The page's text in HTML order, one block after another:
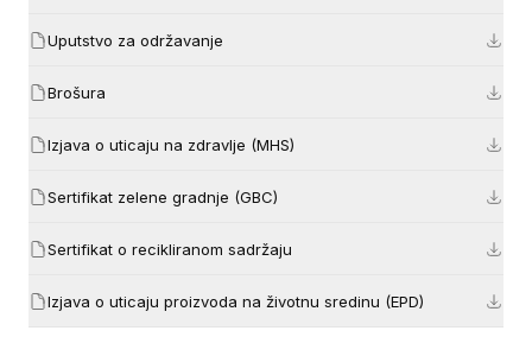
Uputstvo za održavanje
Brošura
Izjava o uticaju na zdravlje (MHS)
Sertifikat zelene gradnje (GBC)
Sertifikat o recikliranom sadržaju
Izjava o uticaju proizvoda na životnu sredinu (EPD)